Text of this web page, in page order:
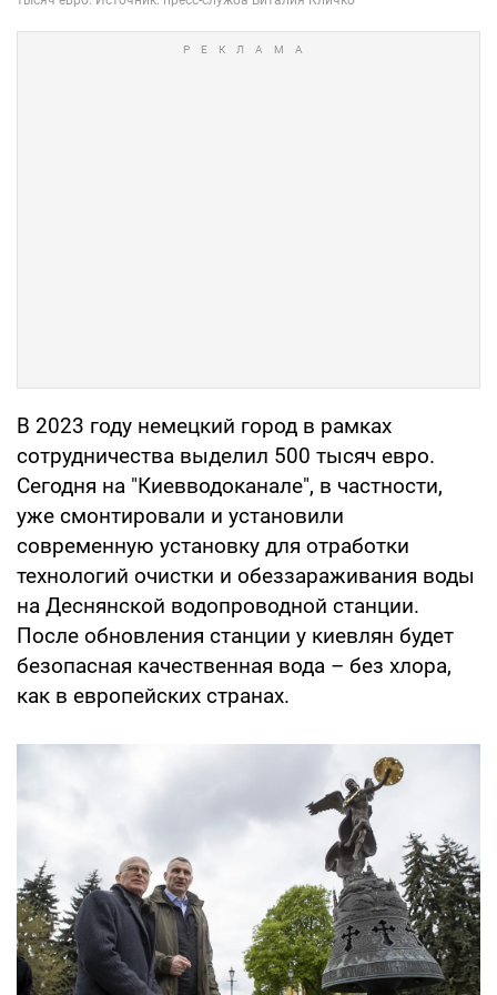
В 2023 году немецкий город в рамках
сотрудничества выделил 500 тысяч евро.
Сегодня на "Киевводоканале", в частности,
уже смонтировали и установили
современную установку для отработки
технологий очистки и обеззараживания воды
на Деснянской водопроводной станции.
После обновления станции у киевлян будет
безопасная качественная вода – без хлора,
как в европейских странах.